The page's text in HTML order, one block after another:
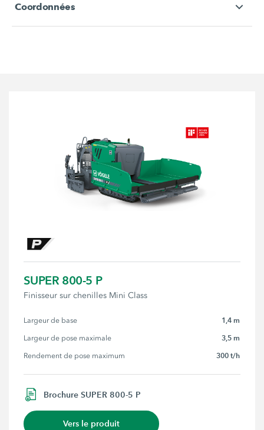
Coordonnées
SUPER 800-5 P
Finisseur sur chenilles Mini Class
Largeur de base 1,4 m
Largeur de pose maximale 3,5 m
Rendement de pose maximum 300 t/h
Brochure SUPER 800-5 P
Vers le produit